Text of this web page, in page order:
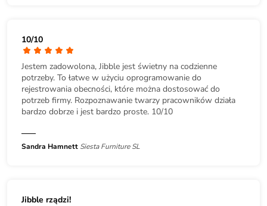
10/10
Jestem zadowolona, Jibble jest świetny na codzienne
potrzeby. To łatwe w użyciu oprogramowanie do
rejestrowania obecności, które można dostosować do
potrzeb firmy. Rozpoznawanie twarzy pracowników działa
bardzo dobrze i jest bardzo proste. 10/10
Sandra Hamnett Siesta Furniture SL
Jibble rządzi!